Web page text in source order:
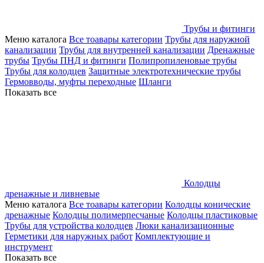
Трубы и фитинги
Меню каталога Все тоавары категории Трубы для наружной
канализации Трубы для внутренней канализации Дренажные
трубы Трубы ПНД и фитинги Полипропиленовые трубы
Трубы для колодцев Защитные электротехнические трубы
Гермовводы, муфты переходные Шланги
Показать все
Колодцы
дренажные и ливневые
Меню каталога Все тоавары категории Колодцы конические
дренажные Колодцы полимерпесчаные Колодцы пластиковые
Трубы для устройства колодцев Люки канализационные
Герметики для наружных работ Комплектующие и
инструмент
Показать все